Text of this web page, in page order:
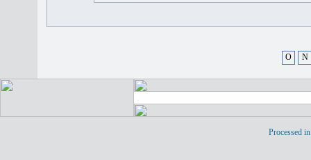
O N
Processed